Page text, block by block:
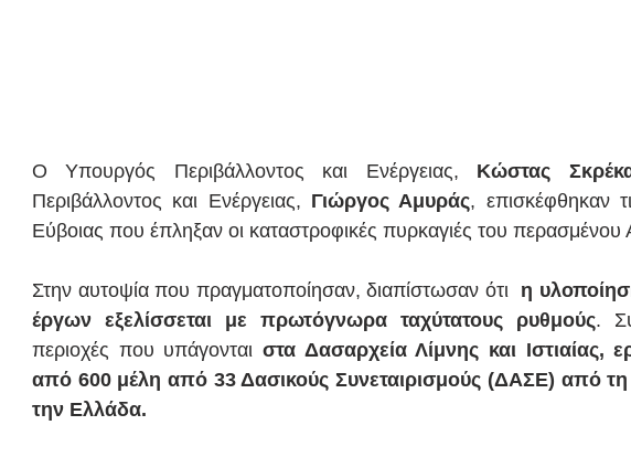
Ο Υπουργός Περιβάλλοντος και Ενέργειας, Κώστας
Περιβάλλοντος και Ενέργειας, Γιώργος Αμυράς, επισκέφθηκαν
Εύβοιας που έπληξαν οι καταστροφικές πυρκαγιές του περασμένου
Στην αυτοψία που πραγματοποίησαν, διαπίστωσαν ότι η
έργων εξελίσσεται με πρωτόγνωρα ταχύτατους ρυθμούς.
περιοχές που υπάγονται στα Δασαρχεία Λίμνης και Ιστιαίας,
από 600 μέλη από 33 Δασικούς Συνεταιρισμούς (ΔΑΣΕ) από τη
την Ελλάδα.